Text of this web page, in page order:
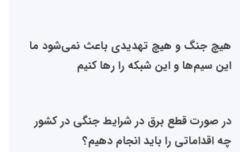
️هیچ جنگ و هیچ تهدیدی باعث نمی‌شود ما
این سیم‌ها و این شبکه را رها کنیم
در صورت قطع برق در شرایط جنگی در کشور
چه اقداماتی را باید انجام دهیم؟